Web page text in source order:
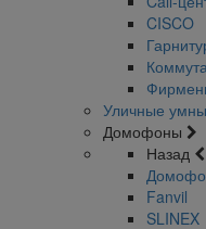
CISCO
Уличные
Домофоны
Назад
Fanvil
SLINEX